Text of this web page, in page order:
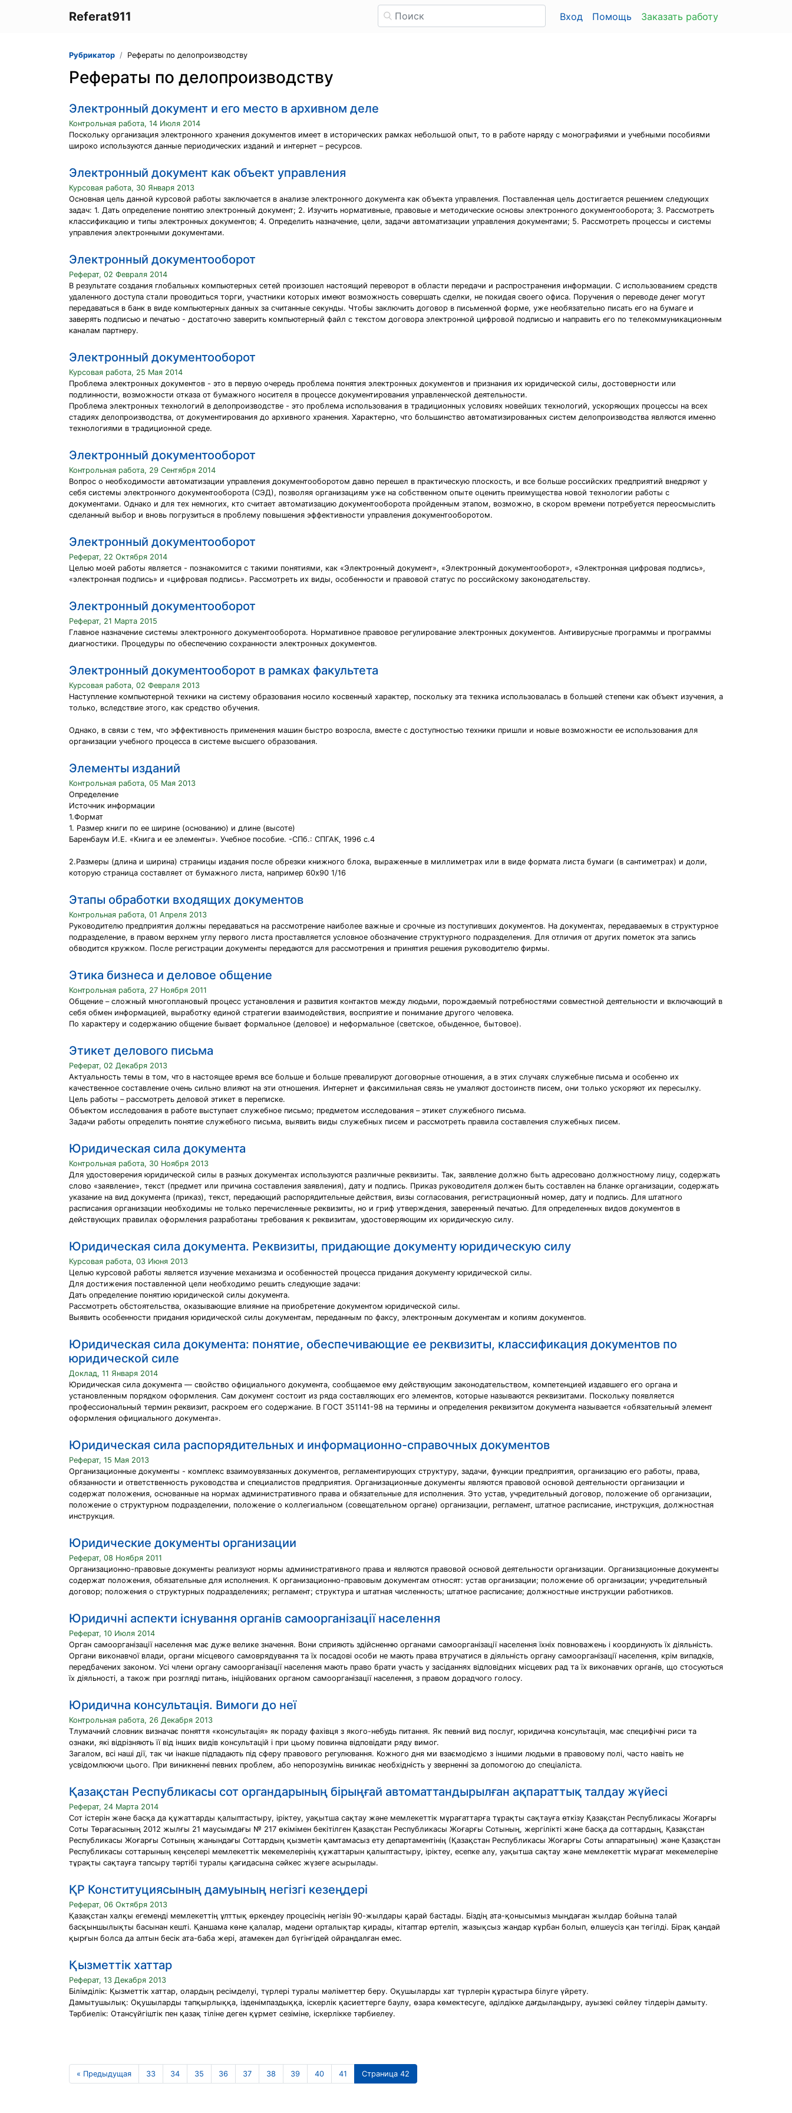
Referat911 Вход Помощь Заказать работу
Рубрикатор Рефераты по делопроизводству
Рефераты по делопроизводству
Электронный документ и его место в архивном деле
Контрольная работа, 14 Июля 2014
Поскольку организация электронного хранения документов имеет в исторических рамках небольшой опыт, то в работе наряду с монографиями и учебными пособиями
широко используются данные периодических изданий и интернет – ресурсов.
Электронный документ как объект управления
Курсовая работа, 30 Января 2013
Основная цель данной курсовой работы заключается в анализе электронного документа как объекта управления. Поставленная цель достигается решением следующих
задач: 1. Дать определение понятию электронный документ; 2. Изучить нормативные, правовые и методические основы электронного документооборота; 3. Рассмотреть
классификацию и типы электронных документов; 4. Определить назначение, цели, задачи автоматизации управления документами; 5. Рассмотреть процессы и системы
управления электронными документами.
Электронный документооборот
Реферат, 02 Февраля 2014
В результате создания глобальных компьютерных сетей произошел настоящий переворот в области передачи и распространения информации. С использованием средств
удаленного доступа стали проводиться торги, участники которых имеют возможность совершать сделки, не покидая своего офиса. Поручения о переводе денег могут
передаваться в банк в виде компьютерных данных за считанные секунды. Чтобы заключить договор в письменной форме, уже необязательно писать его на бумаге и
заверять подписью и печатью - достаточно заверить компьютерный файл с текстом договора электронной цифровой подписью и направить его по телекоммуникационным
каналам партнеру.
Электронный документооборот
Курсовая работа, 25 Мая 2014
Проблема электронных документов - это в первую очередь проблема понятия электронных документов и признания их юридической силы, достоверности или
подлинности, возможности отказа от бумажного носителя в процессе документирования управленческой деятельности.
Проблема электронных технологий в делопроизводстве - это проблема использования в традиционных условиях новейших технологий, ускоряющих процессы на всех
стадиях делопроизводства, от документирования до архивного хранения. Характерно, что большинство автоматизированных систем делопроизводства являются именно
технологиями в традиционной среде.
Электронный документооборот
Контрольная работа, 29 Сентября 2014
Вопрос о необходимости автоматизации управления документооборотом давно перешел в практическую плоскость, и все больше российских предприятий внедряют у
себя системы электронного документооборота (СЭД), позволяя организациям уже на собственном опыте оценить преимущества новой технологии работы с
документами. Однако и для тех немногих, кто считает автоматизацию документооборота пройденным этапом, возможно, в скором времени потребуется переосмыслить
сделанный выбор и вновь погрузиться в проблему повышения эффективности управления документооборотом.
Электронный документооборот
Реферат, 22 Октября 2014
Целью моей работы является - познакомится с такими понятиями, как «Электронный документ», «Электронный документооборот», «Электронная цифровая подпись»,
«электронная подпись» и «цифровая подпись». Рассмотреть их виды, особенности и правовой статус по российскому законодательству.
Электронный документооборот
Реферат, 21 Марта 2015
Главное назначение системы электронного документооборота. Нормативное правовое регулирование электронных документов. Антивирусные программы и программы
диагностики. Процедуры по обеспечению сохранности электронных документов.
Электронный документооборот в рамках факультета
Курсовая работа, 02 Февраля 2013
Наступление компьютерной техники на систему образования носило косвенный характер, поскольку эта техника использовалась в большей степени как объект изучения, а
только, вследствие этого, как средство обучения.
Однако, в связи с тем, что эффективность применения машин быстро возросла, вместе с доступностью техники пришли и новые возможности ее использования для
организации учебного процесса в системе высшего образования.
Элементы изданий
Контрольная работа, 05 Мая 2013
Определение
Источник информации
1.Формат
1. Размер книги по ее ширине (основанию) и длине (высоте)
Баренбаум И.Е. «Книга и ее элементы». Учебное пособие. -СПб.: СПГАК, 1996 с.4
2.Размеры (длина и ширина) страницы издания после обрезки книжного блока, выраженные в миллиметрах или в виде формата листа бумаги (в сантиметрах) и доли,
которую страница составляет от бумажного листа, например 60x90 1/16
Этапы обработки входящих документов
Контрольная работа, 01 Апреля 2013
Руководителю предприятия должны передаваться на рассмотрение наиболее важные и срочные из поступивших документов. На документах, передаваемых в структурное
подразделение, в правом верхнем углу первого листа проставляется условное обозначение структурного подразделения. Для отличия от других пометок эта запись
обводится кружком. После регистрации документы передаются для рассмотрения и принятия решения руководителю фирмы.
Этика бизнеса и деловое общение
Контрольная работа, 27 Ноября 2011
Общение – сложный многоплановый процесс установления и развития контактов между людьми, порождаемый потребностями совместной деятельности и включающий в
себя обмен информацией, выработку единой стратегии взаимодействия, восприятие и понимание другого человека.
По характеру и содержанию общение бывает формальное (деловое) и неформальное (светское, обыденное, бытовое).
Этикет делового письма
Реферат, 02 Декабря 2013
Актуальность темы в том, что в настоящее время все больше и больше превалируют договорные отношения, а в этих случаях служебные письма и особенно их
качественное составление очень сильно влияют на эти отношения. Интернет и факсимильная связь не умаляют достоинств писем, они только ускоряют их пересылку.
Цель работы – рассмотреть деловой этикет в переписке.
Объектом исследования в работе выступает служебное письмо; предметом исследования – этикет служебного письма.
Задачи работы определить понятие служебного письма, выявить виды служебных писем и рассмотреть правила составления служебных писем.
Юридическая сила документа
Контрольная работа, 30 Ноября 2013
Для удостоверения юридической силы в разных документах используются различные реквизиты. Так, заявление должно быть адресовано должностному лицу, содержать
слово «заявление», текст (предмет или причина составления заявления), дату и подпись. Приказ руководителя должен быть составлен на бланке организации, содержать
указание на вид документа (приказ), текст, передающий распорядительные действия, визы согласования, регистрационный номер, дату и подпись. Для штатного
расписания организации необходимы не только перечисленные реквизиты, но и гриф утверждения, заверенный печатью. Для определенных видов документов в
действующих правилах оформления разработаны требования к реквизитам, удостоверяющим их юридическую силу.
Юридическая сила документа. Реквизиты, придающие документу юридическую силу
Курсовая работа, 03 Июня 2013
Целью курсовой работы является изучение механизма и особенностей процесса придания документу юридической силы.
Для достижения поставленной цели необходимо решить следующие задачи:
Дать определение понятию юридической силы документа.
Рассмотреть обстоятельства, оказывающие влияние на приобретение документом юридической силы.
Выявить особенности придания юридической силы документам, переданным по факсу, электронным документам и копиям документов.
Юридическая сила документа: понятие, обеспечивающие ее реквизиты, классификация документов по
юридической силе
Доклад, 11 Января 2014
Юридическая сила документа — свойство официального документа, сообщаемое ему действующим законодательством, компетенцией издавшего его органа и
установленным порядком оформления. Сам документ состоит из ряда составляющих его элементов, которые называются реквизитами. Поскольку появляется
профессиональный термин реквизит, раскроем его содержание. В ГОСТ 351141-98 на термины и определения реквизитом документа называется «обязательный элемент
оформления официального документа».
Юридическая сила распорядительных и информационно-справочных документов
Реферат, 15 Мая 2013
Организационные документы - комплекс взаимоувязанных документов, регламентирующих структуру, задачи, функции предприятия, организацию его работы, права,
обязанности и ответственность руководства и специалистов предприятия. Организационные документы являются правовой основой деятельности организации и
содержат положения, основанные на нормах административного права и обязательные для исполнения. Это устав, учредительный договор, положение об организации,
положение о структурном подразделении, положение о коллегиальном (совещательном органе) организации, регламент, штатное расписание, инструкция, должностная
инструкция.
Юридические документы организации
Реферат, 08 Ноября 2011
Организационно-правовые документы реализуют нормы административного права и являются правовой основой деятельности организации. Организационные документы
содержат положения, обязательные для исполнения. К организационно-правовым документам относят: устав организации; положение об организации; учредительный
договор; положения о структурных подразделениях; регламент; структура и штатная численность; штатное расписание; должностные инструкции работников.
Юридичні аспекти існування органів самоорганізації населення
Реферат, 10 Июля 2014
Орган самоорганізації населення має дуже велике значення. Вони сприяють здійсненню органами самоорганізації населення їхніх повноважень і координують їх діяльність.
Органи виконавчої влади, органи місцевого самоврядування та їх посадові особи не мають права втручатися в діяльність органу самоорганізації населення, крім випадків,
передбачених законом. Усі члени органу самоорганізації населення мають право брати участь у засіданнях відповідних місцевих рад та їх виконавчих органів, що стосуються
їх діяльності, а також при розгляді питань, ініційованих органом самоорганізації населення, з правом дорадчого голосу.
Юридична консультація. Вимоги до неї
Контрольная работа, 26 Декабря 2013
Тлумачний словник визначає поняття «консультація» як пораду фахівця з якого-небудь питання. Як певний вид послуг, юридична консультація, має специфічні риси та
ознаки, які відрізняють її від інших видів консультацій і при цьому повинна відповідати ряду вимог.
Загалом, всі наші дії, так чи інакше підпадають під сферу правового регулювання. Кожного дня ми взаємодіємо з іншими людьми в правовому полі, часто навіть не
усвідомлюючи цього. При виникненні певних проблем, або непорозумінь виникає необхідність у зверненні за допомогою до спеціаліста.
Қазақстан Республикасы сот органдарының бірыңғай автоматтандырылған ақпараттық талдау жүйесі
Реферат, 24 Марта 2014
Сот істерін және басқа да құжаттарды қалыптастыру, іріктеу, уақытша сақтау және мемлекеттік мұрағаттарға тұрақты сақтауға өткізу Қазақстан Республикасы Жоғарғы
Соты Төрағасының 2012 жылғы 21 маусымдағы № 217 өкімімен бекітілген Қазақстан Республикасы Жоғарғы Сотының, жергілікті және басқа да соттардың, Қазақстан
Республикасы Жоғарғы Сотының жанындағы Соттардың қызметін қамтамасыз ету департаментінің (Қазақстан Республикасы Жоғарғы Соты аппаратының) және Қазақстан
Республикасы соттарының кеңселері мемлекеттік мекемелерінің құжаттарын қалыптастыру, іріктеу, есепке алу, уақытша сақтау және мемлекеттік мұрағат мекемелеріне
тұрақты сақтауға тапсыру тәртібі туралы қағидасына сәйкес жүзеге асырылады.
ҚР Конституциясының дамуының негiзгi кезеңдерi
Реферат, 06 Октября 2013
Қазақстан халқы егеменді мемлекеттің ұлттық өркендеу процесінің негізін 90-жылдары қарай бастады. Біздің ата-қонысымыз мыңдаған жылдар бойына талай
басқыншылықты басынан кешті. Қаншама көне қалалар, мәдени орталықтар қирады, кітаптар өртеліп, жазықсыз жандар кұрбан болып, өлшеусіз қан төгілді. Бірақ қандай
қырғын болса да алтын бесік ата-баба жері, атамекен дәл бүгінгідей ойрандалған емес.
Қызметтік хаттар
Реферат, 13 Декабря 2013
Білімділік: Қызметтік хаттар, олардың ресімделуі, түрлері туралы мәліметтер беру. Оқушыларды хат түрлерін құрастыра білуге үйрету.
Дамытушылық: Оқушыларды тапқырлыққа, ізденімпаздыққа, іскерлік қасиеттерге баулу, өзара көмектесуге, әділдікке дағдыландыру, ауызекі сөйлеу тілдерін дамыту.
Тәрбиелік: Отансүйгіштік пен қазақ тіліне деген құрмет сезіміне, іскерлікке тәрбиелеу.
« Предыдущая 33 34 35 36 37 38 39 40 41 Страница 42